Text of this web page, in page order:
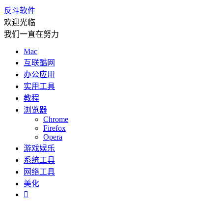
反斗软件
欢迎光临
我们一直在努力
Mac
互联酷网
办公应用
实用工具
教程
浏览器
Chrome
Firefox
Opera
游戏娱乐
系统工具
网络工具
美化
